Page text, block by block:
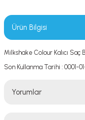
Ürün Bilgisi
Milkshake Colour Kalıcı Saç
Son Kullanma Tarihi : 0001-
Yorumlar